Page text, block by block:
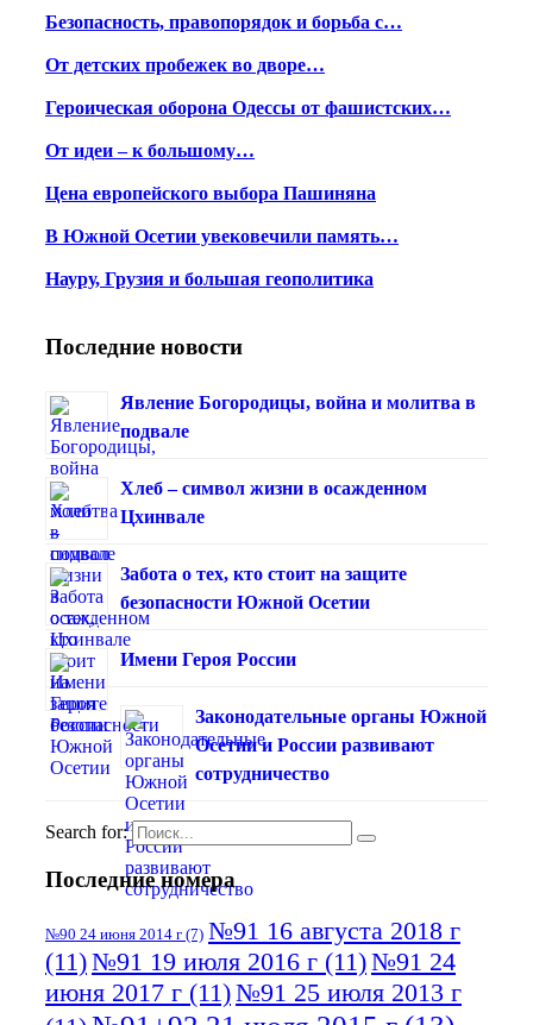
Безопасность, правопорядок и борьба с…
От детских пробежек во дворе…
Героическая оборона Одессы от фашистских…
От идеи – к большому…
Цена европейского выбора Пашиняна
В Южной Осетии увековечили память…
Науру, Грузия и большая геополитика
Последние новости
Явление Богородицы, война и молитва в
подвале
Хлеб – символ жизни в осажденном
Цхинвале
Забота о тех, кто стоит на защите
безопасности Южной Осетии
Имени Героя России
Законодательные органы Южной
Осетии и России развивают
сотрудничество
Search for:
Последние номера
№90 24 июня 2014 г (7) №91 16 августа 2018 г
(11)№91 19 июля 2016 г (11)№91 24
июня 2017 г (11)№91 25 июля 2013 г